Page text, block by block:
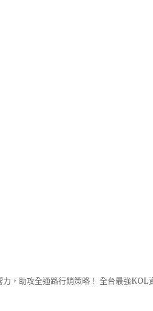
，助攻全通路行銷策略！ 全台最強KOL